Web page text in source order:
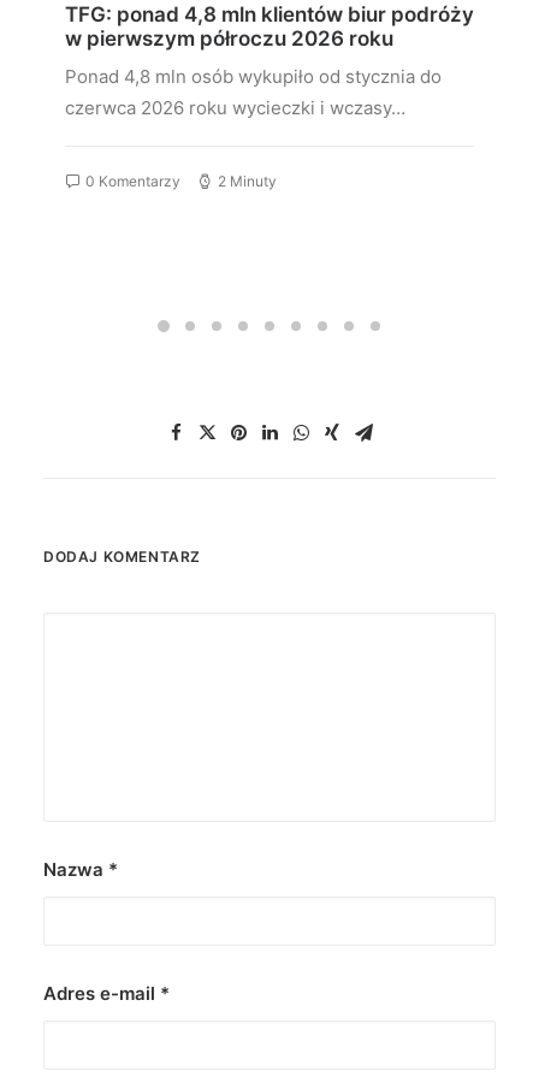
TFG: ponad 4,8 mln klientów biur podróży
w pierwszym półroczu 2026 roku
Ponad 4,8 mln osób wykupiło od stycznia do
czerwca 2026 roku wycieczki i wczasy…
0 Komentarzy 2 Minuty
DODAJ KOMENTARZ
Nazwa *
Adres e-mail *